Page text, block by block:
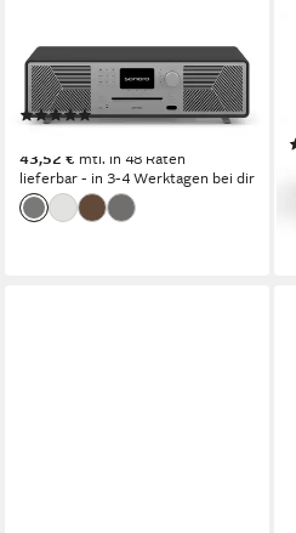
MEISTERSTÜCK (Gen.2)
Kompaktanlage
(9)
43,52 € mtl. in 48 Raten
lieferbar - in 3-4 Werktagen bei dir